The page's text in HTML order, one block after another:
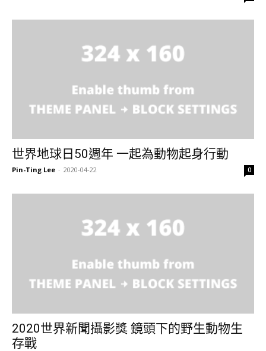
世界地球日50週年 一起為動物起身行動
Pin-Ting Lee - 2020-04-22 0
2020世界新聞攝影獎 鏡頭下的野生動物生
存戰